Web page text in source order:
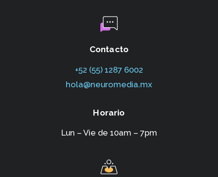
Contacto
+52 (55) 1287 6002‬
hola@neuromedia.mx
Horario
Lun – Vie de 10am – 7pm